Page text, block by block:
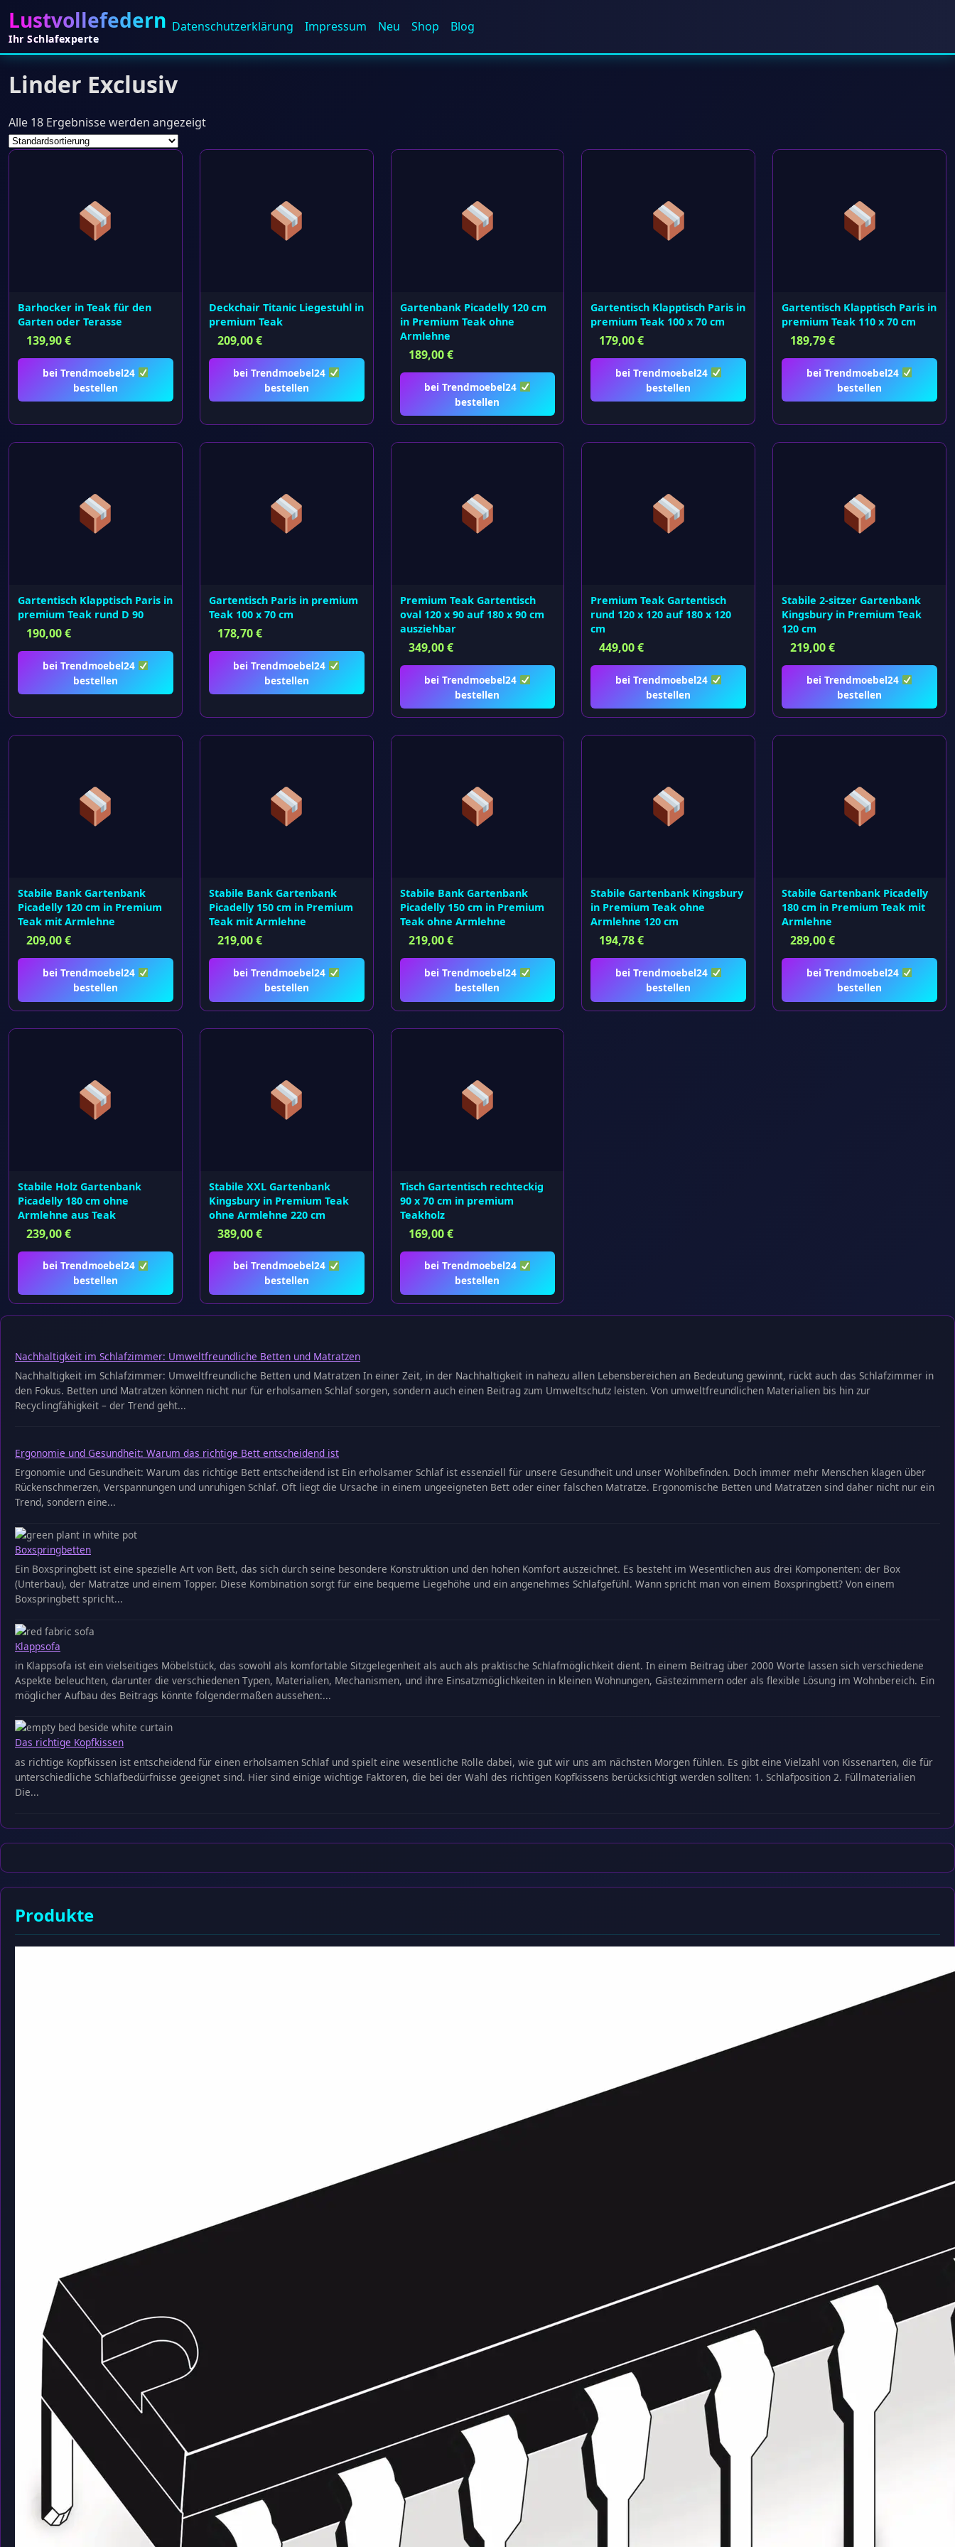
Lustvollefedern
Ihr Schlafexperte
Datenschutz­erklärung Impressum Neu Shop Blog
Linder Exclusiv
Alle 18 Ergebnisse werden angezeigt
Barhocker in Teak für den
Garten oder Terasse
139,90€
bei Trendmoebel24
bestellen
Deckchair Titanic Liegestuhl in
premium Teak
209,00€
bei Trendmoebel24
bestellen
Gartenbank Picadelly 120 cm
in Premium Teak ohne
Armlehne
189,00€
bei Trendmoebel24
bestellen
Gartentisch Klapptisch Paris in
premium Teak 100 x 70 cm
179,00€
bei Trendmoebel24
bestellen
Gartentisch Klapptisch Paris in
premium Teak 110 x 70 cm
189,79€
bei Trendmoebel24
bestellen
Gartentisch Klapptisch Paris in
premium Teak rund D 90
190,00€
bei Trendmoebel24
bestellen
Gartentisch Paris in premium
Teak 100 x 70 cm
178,70€
bei Trendmoebel24
bestellen
Premium Teak Gartentisch
oval 120 x 90 auf 180 x 90 cm
ausziehbar
349,00€
bei Trendmoebel24
bestellen
Premium Teak Gartentisch
rund 120 x 120 auf 180 x 120
cm
449,00€
bei Trendmoebel24
bestellen
Stabile 2-sitzer Gartenbank
Kingsbury in Premium Teak
120 cm
219,00€
bei Trendmoebel24
bestellen
Stabile Bank Gartenbank
Picadelly 120 cm in Premium
Teak mit Armlehne
209,00€
bei Trendmoebel24
bestellen
Stabile Bank Gartenbank
Picadelly 150 cm in Premium
Teak mit Armlehne
219,00€
bei Trendmoebel24
bestellen
Stabile Bank Gartenbank
Picadelly 150 cm in Premium
Teak ohne Armlehne
219,00€
bei Trendmoebel24
bestellen
Stabile Gartenbank Kingsbury
in Premium Teak ohne
Armlehne 120 cm
194,78€
bei Trendmoebel24
bestellen
Stabile Gartenbank Picadelly
180 cm in Premium Teak mit
Armlehne
289,00€
bei Trendmoebel24
bestellen
Stabile Holz Gartenbank
Picadelly 180 cm ohne
Armlehne aus Teak
239,00€
bei Trendmoebel24
bestellen
Stabile XXL Gartenbank
Kingsbury in Premium Teak
ohne Armlehne 220 cm
389,00€
bei Trendmoebel24
bestellen
Tisch Gartentisch rechteckig
90 x 70 cm in premium
Teakholz
169,00€
bei Trendmoebel24
bestellen
Nachhaltigkeit im Schlafzimmer: Umweltfreundliche Betten und Matratzen
Nachhaltigkeit im Schlafzimmer: Umweltfreundliche Betten und Matratzen In einer Zeit, in der Nachhaltigkeit in nahezu allen Lebensbereichen an Bedeutung gewinnt, rückt auch das Schlafzimmer in
den Fokus. Betten und Matratzen können nicht nur für erholsamen Schlaf sorgen, sondern auch einen Beitrag zum Umweltschutz leisten. Von umweltfreundlichen Materialien bis hin zur
Recyclingfähigkeit – der Trend geht...
Ergonomie und Gesundheit: Warum das richtige Bett entscheidend ist
Ergonomie und Gesundheit: Warum das richtige Bett entscheidend ist Ein erholsamer Schlaf ist essenziell für unsere Gesundheit und unser Wohlbefinden. Doch immer mehr Menschen klagen über
Rückenschmerzen, Verspannungen und unruhigen Schlaf. Oft liegt die Ursache in einem ungeeigneten Bett oder einer falschen Matratze. Ergonomische Betten und Matratzen sind daher nicht nur ein
Trend, sondern eine...
Boxspringbetten
Ein Boxspringbett ist eine spezielle Art von Bett, das sich durch seine besondere Konstruktion und den hohen Komfort auszeichnet. Es besteht im Wesentlichen aus drei Komponenten: der Box
(Unterbau), der Matratze und einem Topper. Diese Kombination sorgt für eine bequeme Liegehöhe und ein angenehmes Schlafgefühl. Wann spricht man von einem Boxspringbett? Von einem
Boxspringbett spricht...
Klappsofa
in Klappsofa ist ein vielseitiges Möbelstück, das sowohl als komfortable Sitzgelegenheit als auch als praktische Schlafmöglichkeit dient. In einem Beitrag über 2000 Worte lassen sich verschiedene
Aspekte beleuchten, darunter die verschiedenen Typen, Materialien, Mechanismen, und ihre Einsatzmöglichkeiten in kleinen Wohnungen, Gästezimmern oder als flexible Lösung im Wohnbereich. Ein
möglicher Aufbau des Beitrags könnte folgendermaßen aussehen:...
Das richtige Kopfkissen
as richtige Kopfkissen ist entscheidend für einen erholsamen Schlaf und spielt eine wesentliche Rolle dabei, wie gut wir uns am nächsten Morgen fühlen. Es gibt eine Vielzahl von Kissenarten, die für
unterschiedliche Schlafbedürfnisse geeignet sind. Hier sind einige wichtige Faktoren, die bei der Wahl des richtigen Kopfkissens berücksichtigt werden sollten: 1. Schlafposition 2. Füllmaterialien
Die...
Produkte